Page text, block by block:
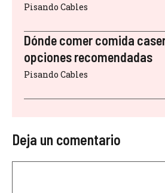
Pisando Cables
Dónde comer comida
opciones recomendadas
Pisando Cables
Deja un comentario